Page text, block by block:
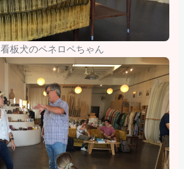
看板犬のペネロペちゃん